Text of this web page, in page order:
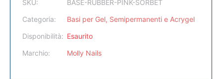
SKU:
BASE-RUBBER-PINK-SORBET
Categoria:
Basi per Gel, Semipermanenti e Acrygel
Disponibilità: Esaurito
Marchio:
Molly Nails